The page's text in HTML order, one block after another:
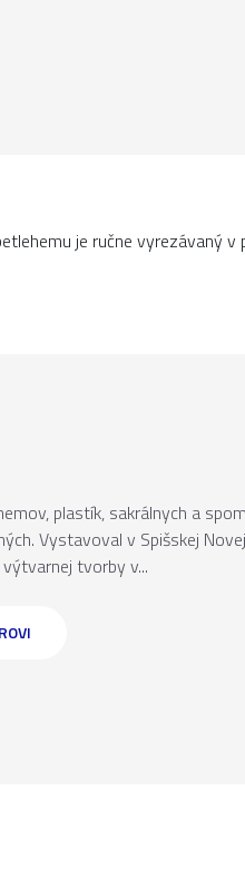
je ručne vyrezávaný
plastík, sakrálnych a
Vystavoval v Spišskej
tvorby v...